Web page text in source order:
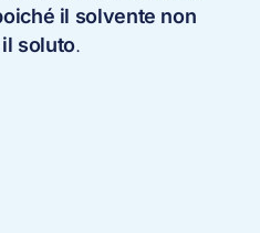
il solvente non
soluto.